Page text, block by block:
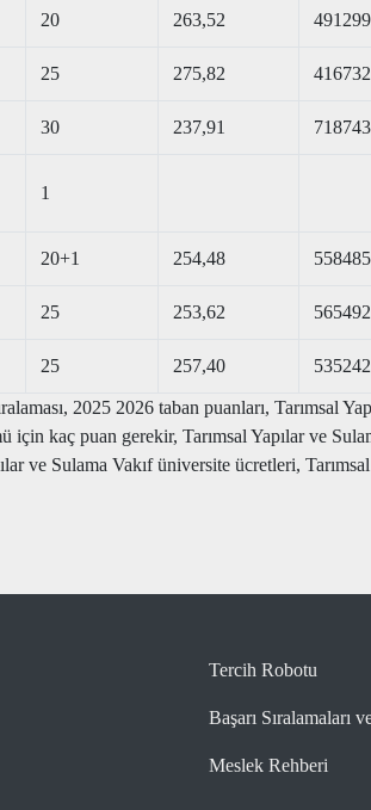
20 263,52 491299
25 275,82 416732
30 237,91 718743
1
20+1 254,48 558485
25 253,62 565492
25 257,40 535242
2025 2026 taban puanları, Tarımsal
için kaç puan gerekir, Tarımsal Yapılar ve
ve Sulama Vakıf üniversite ücretleri,
Tercih Robotu
Başarı Sıralamaları
Meslek Rehberi